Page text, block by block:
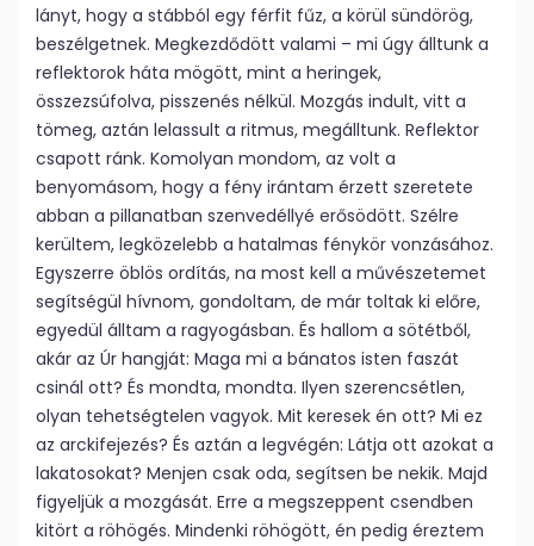
lányt, hogy a stábból egy férfit fűz, a körül sündörög,
beszélgetnek. Megkezdődött valami – mi úgy álltunk a
reflektorok háta mögött, mint a heringek,
összezsúfolva, pisszenés nélkül. Mozgás indult, vitt a
tömeg, aztán lelassult a ritmus, megálltunk. Reflektor
csapott ránk. Komolyan mondom, az volt a
benyomásom, hogy a fény irántam érzett szeretete
abban a pillanatban szenvedéllyé erősödött. Szélre
kerültem, legközelebb a hatalmas fénykör vonzásához.
Egyszerre öblös ordítás, na most kell a művészetemet
segítségül hívnom, gondoltam, de már toltak ki előre,
egyedül álltam a ragyogásban. És hallom a sötétből,
akár az Úr hangját: Maga mi a bánatos isten faszát
csinál ott? És mondta, mondta. Ilyen szerencsétlen,
olyan tehetségtelen vagyok. Mit keresek én ott? Mi ez
az arckifejezés? És aztán a legvégén: Látja ott azokat a
lakatosokat? Menjen csak oda, segítsen be nekik. Majd
figyeljük a mozgását. Erre a megszeppent csendben
kitört a röhögés. Mindenki röhögött, én pedig éreztem